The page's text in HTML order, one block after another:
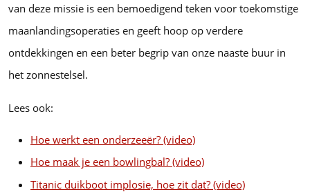
van deze missie is een bemoedigend teken voor toekomstige
maanlandingsoperaties en geeft hoop op verdere
ontdekkingen en een beter begrip van onze naaste buur in
het zonnestelsel.
Lees ook:
Hoe werkt een onderzeeër? (video)
Hoe maak je een bowlingbal? (video)
Titanic duikboot implosie, hoe zit dat? (video)